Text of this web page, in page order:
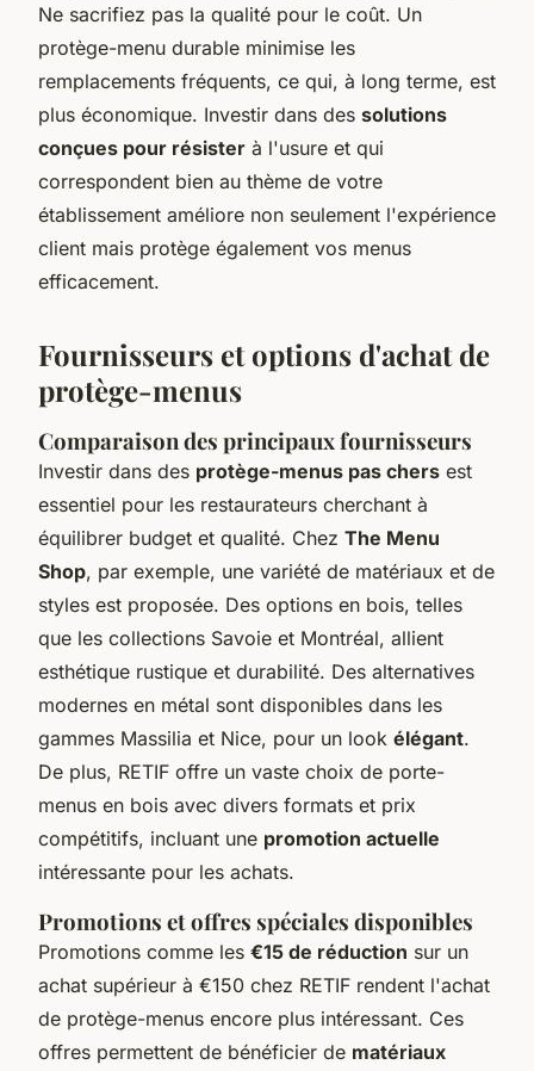
Ne sacrifiez pas la qualité pour le coût. Un
protège-menu durable minimise les
remplacements fréquents, ce qui, à long terme, est
plus économique. Investir dans des solutions
conçues pour résister à l'usure et qui
correspondent bien au thème de votre
établissement améliore non seulement l'expérience
client mais protège également vos menus
efficacement.
Fournisseurs et options d'achat de
protège-menus
Comparaison des principaux fournisseurs
Investir dans des protège-menus pas chers est
essentiel pour les restaurateurs cherchant à
équilibrer budget et qualité. Chez The Menu
Shop, par exemple, une variété de matériaux et de
styles est proposée. Des options en bois, telles
que les collections Savoie et Montréal, allient
esthétique rustique et durabilité. Des alternatives
modernes en métal sont disponibles dans les
gammes Massilia et Nice, pour un look élégant.
De plus, RETIF offre un vaste choix de porte-
menus en bois avec divers formats et prix
compétitifs, incluant une promotion actuelle
intéressante pour les achats.
Promotions et offres spéciales disponibles
Promotions comme les €15 de réduction sur un
achat supérieur à €150 chez RETIF rendent l'achat
de protège-menus encore plus intéressant. Ces
offres permettent de bénéficier de matériaux